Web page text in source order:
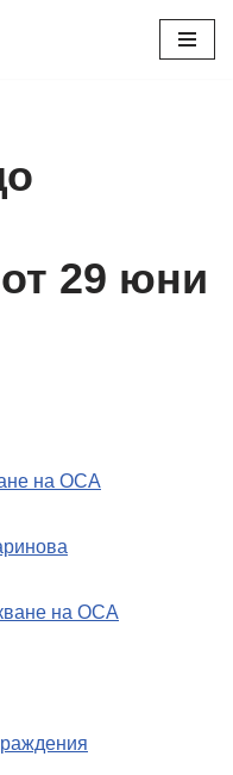
29 юни
на ОСА
на ОСА